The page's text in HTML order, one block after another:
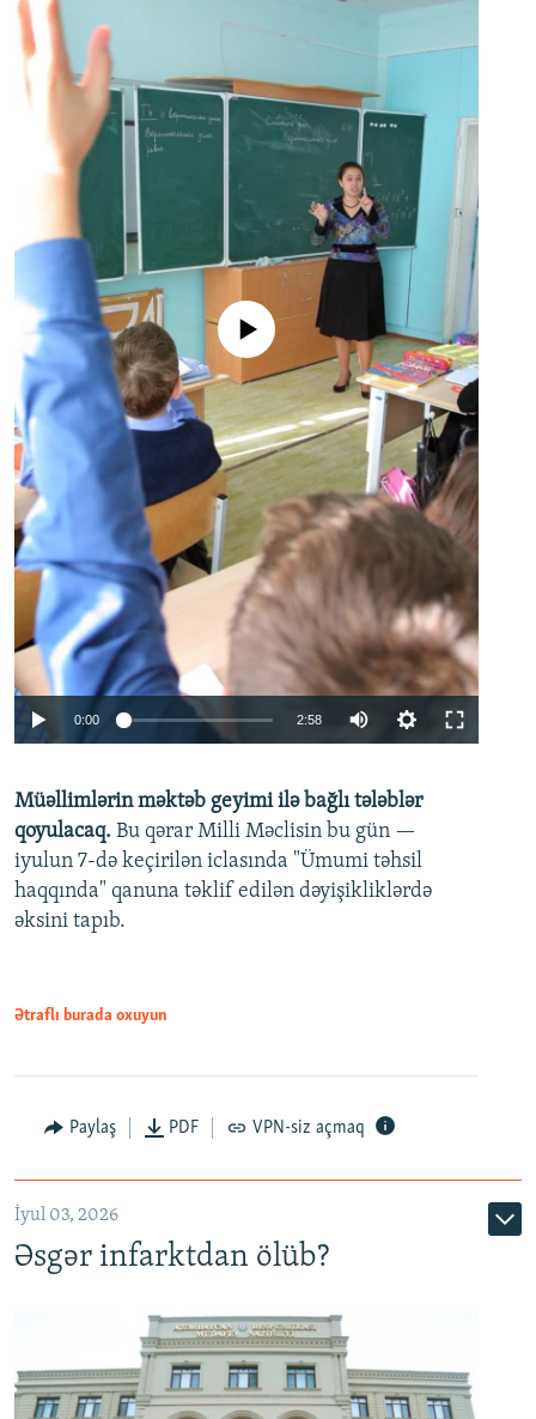
Auto 240p 360p 480p
720p 1080p
No media source currently available
0:00 2:58
360p
480p
720p
Müəllimlərin məktəb geyimi ilə bağlı tələblər
qoyulacaq. Bu qərar Milli Məclisin bu gün —
iyulun 7-də keçirilən iclasında "Ümumi təhsil
haqqında" qanuna təklif edilən dəyişikliklərdə
əksini tapıb.
Ətraflı burada oxuyun
Paylaş PDF VPN-siz açmaq
İyul 03, 2026
Əsgər infarktdan ölüb?